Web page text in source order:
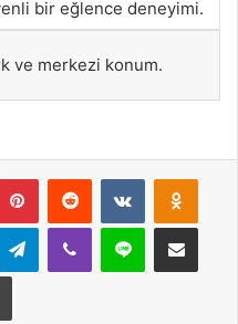
bir eğlence deneyimi.
ve merkezi konum.
PinterestReddit VKontakte
TelegramViber Line E-Posta ile
Yazdır